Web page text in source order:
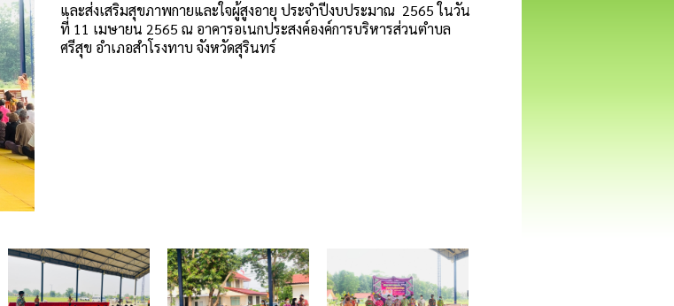
และส่งเสริมสุขภาพกายและใจผู้สูงอายุ ประจำปีงบประมาณ 2565 ในวัน
ที่ 11 เมษายน 2565 ณ อาคารอเนกประสงค์องค์การบริหารส่วนตำบล
ศรีสุข อำเภอสำโรงทาบ จังหวัดสุรินทร์